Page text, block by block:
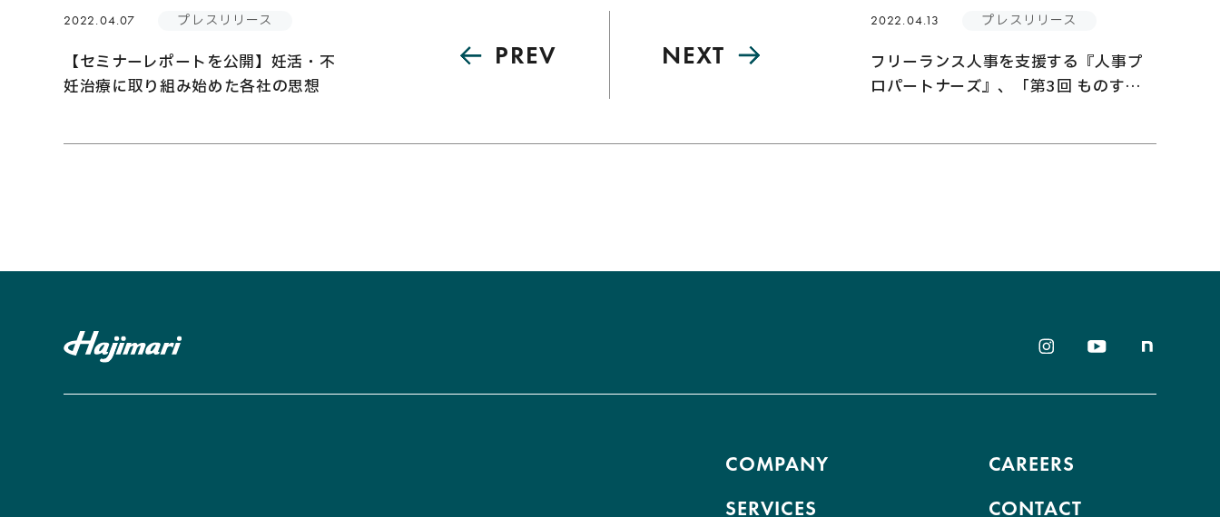
2022.04.07 プレスリリース
【セミナーレポートを公開】妊活・不
妊治療に取り組み始めた各社の思想
PREV
2022.04.13 プレスリリース
フリーランス人事を支援する『人事プ
ロパートナーズ』、「第3回 ものすご
NEXT
COMPANY
SERVICES
CAREERS
CONTACT